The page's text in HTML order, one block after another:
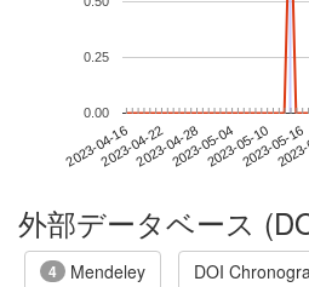
2023-04-162023-04-222023-04-282023-05-042023-05-102023-05-16
0.00
0.25
外部データベース
4 Mendeley DOI